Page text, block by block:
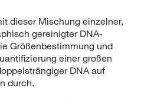
dieser Mischung einzelner,
gereinigter DNA-
Größenbestimmung und
einer großen
DNA auf
durch.